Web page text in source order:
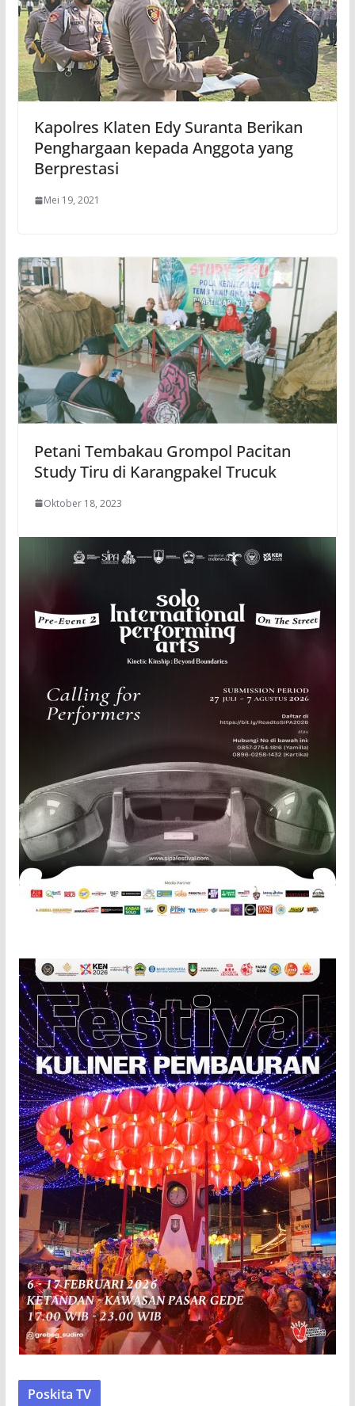
Kapolres Klaten Edy Suranta Berikan
Penghargaan kepada Anggota yang
Berprestasi
Mei 19, 2021
Petani Tembakau Grompol Pacitan
Study Tiru di Karangpakel Trucuk
Oktober 18, 2023
Poskita TV